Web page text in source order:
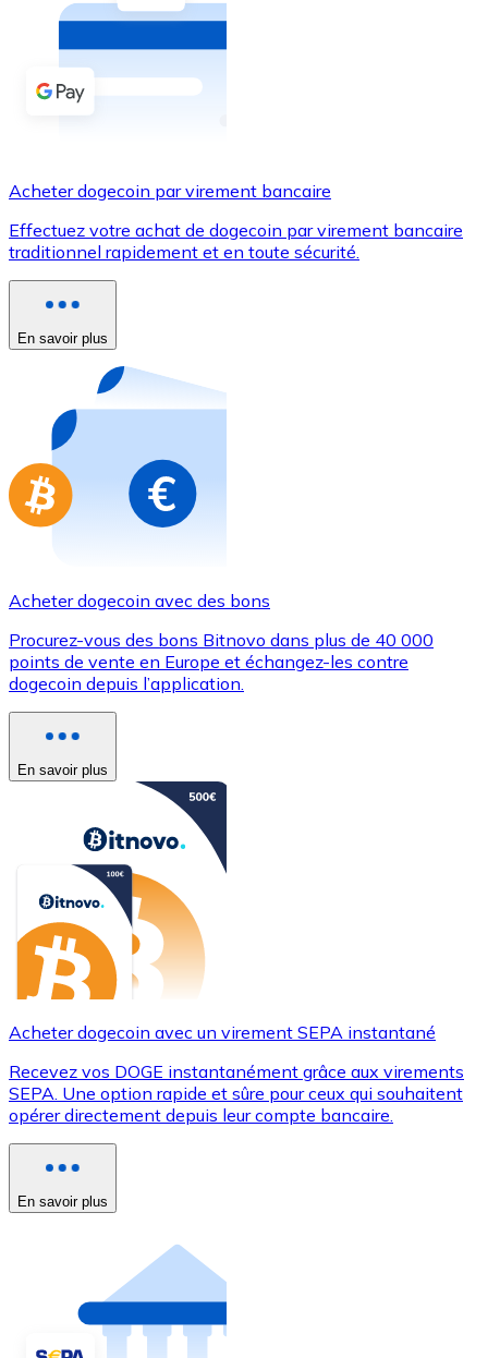
Achetez des cryptomonnaies en espèces et d'autres
Acheter avec espèces
Virement SEPA
Utilisez les cartes Visa et Mastercard pour acheter
Acheter avec carte
Nouveau
Achetez des cartes-cadeaux de vos marques
Aller à la boutique de cartes-cadeaux
Acheter dogecoin par virement bancaire
Effectuez votre achat de dogecoin par virement bancaire
traditionnel rapidement et en toute sécurité.
En savoir plus
Acheter dogecoin avec des bons
Procurez-vous des bons Bitnovo dans plus de 40 000
points de vente en Europe et échangez-les contre
dogecoin depuis l’application.
En savoir plus
Acheter dogecoin avec un virement SEPA instantané
Recevez vos DOGE instantanément grâce aux virements
SEPA. Une option rapide et sûre pour ceux qui souhaitent
opérer directement depuis leur compte bancaire.
En savoir plus